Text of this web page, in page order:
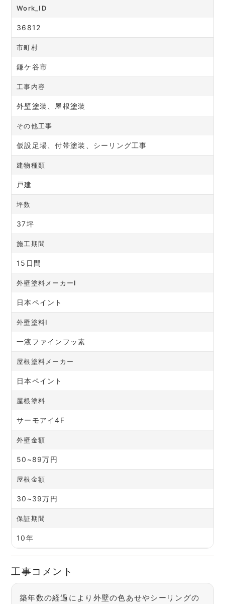
Work_ID
36812
市町村
鎌ケ谷市
工事内容
外壁塗装、屋根塗装
その他工事
仮設足場、付帯塗装、シーリング工事
建物種類
戸建
坪数
37坪
施工期間
15日間
外壁塗料メーカーⅠ
日本ペイント
外壁塗料Ⅰ
一液ファインフッ素
屋根塗料メーカー
日本ペイント
屋根塗料
サーモアイ4F
外壁金額
50~89万円
屋根金額
30~39万円
保証期間
10年
工事コメント
築年数の経過により外壁の色あせやシーリングの